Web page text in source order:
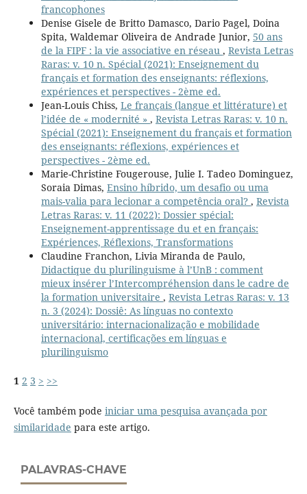
francophones
Denise Gisele de Britto Damasco, Dario Pagel, Doina
Spita, Waldemar Oliveira de Andrade Junior, 50 ans
de la FIPF : la vie associative en réseau , Revista Letras
Raras: v. 10 n. Spécial (2021): Enseignement du
français et formation des enseignants: réflexions,
expériences et perspectives - 2ème ed.
Jean-Louis Chiss, Le français (langue et littérature) et
l’idée de « modernité » , Revista Letras Raras: v. 10 n.
Spécial (2021): Enseignement du français et formation
des enseignants: réflexions, expériences et
perspectives - 2ème ed.
Marie-Christine Fougerouse, Julie I. Tadeo Dominguez,
Soraia Dimas, Ensino híbrido, um desafio ou uma
mais-valia para lecionar a competência oral? , Revista
Letras Raras: v. 11 (2022): Dossier spécial:
Enseignement-apprentissage du et en français:
Expériences, Réflexions, Transformations
Claudine Franchon, Livia Miranda de Paulo,
Didactique du plurilinguisme à l’UnB : comment
mieux insérer l’Intercompréhension dans le cadre de
la formation universitaire , Revista Letras Raras: v. 13
n. 3 (2024): Dossiê: As línguas no contexto
universitário: internacionalização e mobilidade
internacional, certificações em línguas e
plurilinguismo
1 2 3 > >>
Você também pode iniciar uma pesquisa avançada por
similaridade para este artigo.
PALAVRAS-CHAVE